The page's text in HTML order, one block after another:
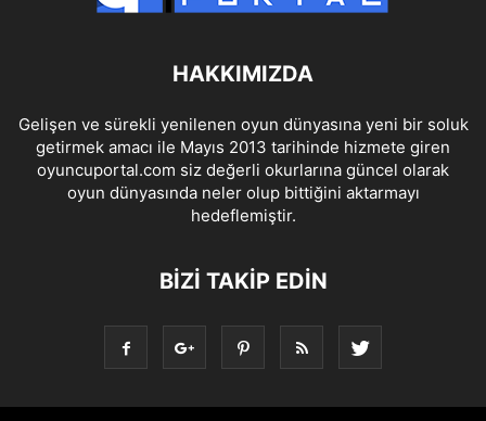
HAKKIMIZDA
Gelişen ve sürekli yenilenen oyun dünyasına yeni bir soluk
getirmek amacı ile Mayıs 2013 tarihinde hizmete giren
oyuncuportal.com siz değerli okurlarına güncel olarak
oyun dünyasında neler olup bittiğini aktarmayı
hedeflemiştir.
BIZI TAKIP EDIN